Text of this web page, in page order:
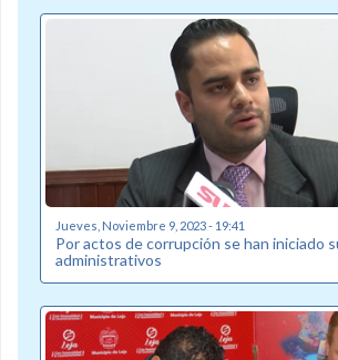
Jueves, Noviembre 9, 2023 - 19:41
Por actos de corrupción se han iniciado
administrativos